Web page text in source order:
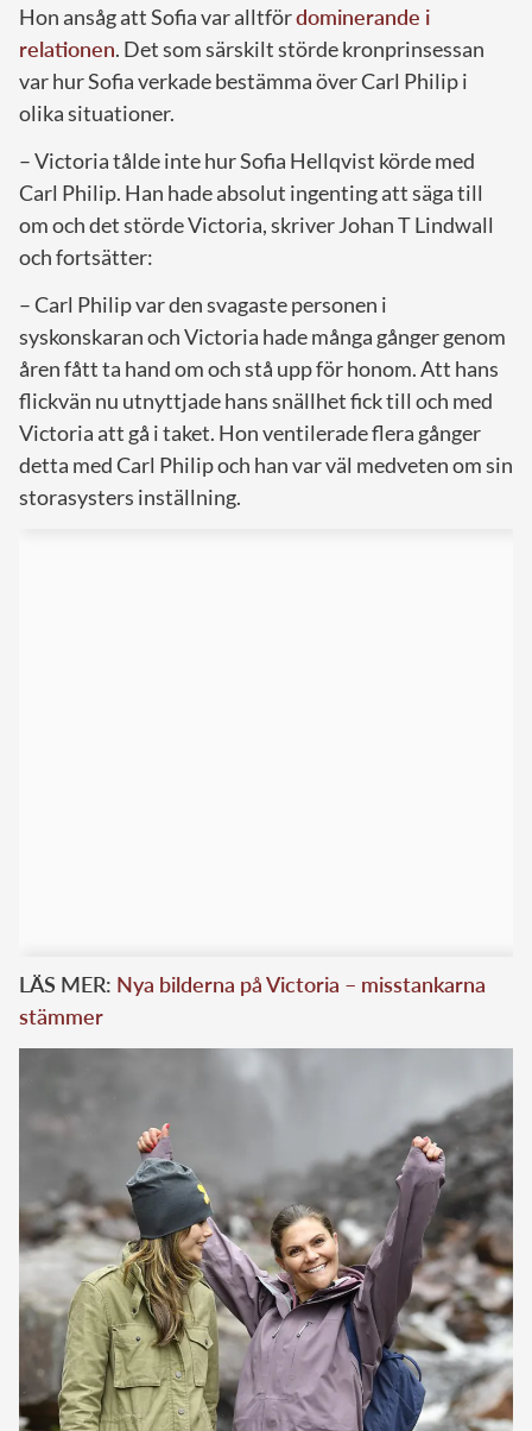
Hon ansåg att Sofia var alltfördominerande i
relationen. Det som särskilt störde kronprinsessan
var hur Sofia verkade bestämma över Carl Philip i
olika situationer.
– Victoria tålde inte hur Sofia Hellqvist körde med
Carl Philip. Han hade absolut ingenting att säga till
om och det störde Victoria, skriver Johan T Lindwall
och fortsätter:
– Carl Philip var den svagaste personen i
syskonskaran och Victoria hade många gånger genom
åren fått ta hand om och stå upp för honom. Att hans
flickvän nu utnyttjade hans snällhet fick till och med
Victoria att gå i taket. Hon ventilerade flera gånger
detta med Carl Philip och han var väl medveten om sin
storasysters inställning.
LÄS MER: Nya bilderna på Victoria – misstankarna
stämmer